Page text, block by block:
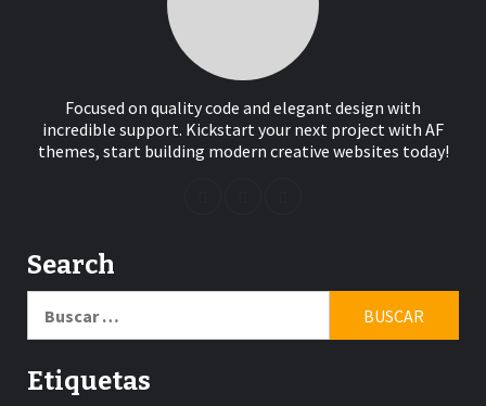
Focused on quality code and elegant design with
incredible support. Kickstart your next project with AF
themes, start building modern creative websites today!
Search
Etiquetas